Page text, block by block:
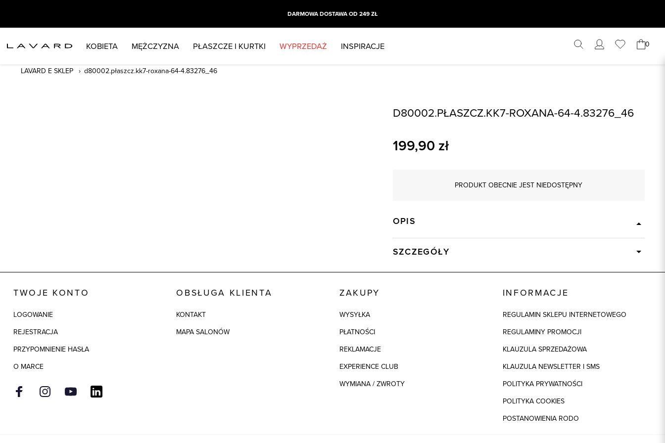
DARMOWA DOSTAWA OD 249 ZŁ
KOBIETA MĘŻCZYZNA PŁASZCZE I KURTKI WYPRZEDAŻ INSPIRACJE 0
LAVARD E SKLEP d80002.płaszcz.kk7-roxana-64-4.83276_46
D80002.PŁASZCZ.KK7-ROXANA-64-4.83276_46
199,90 zł
PRODUKT OBECNIE JEST NIEDOSTĘPNY
OPIS
SZCZEGÓŁY
wyrobu na wszywce pielęgnacyjnej
regular
TWOJE KONTO
LOGOWANIE
REJESTRACJA
PRZYPOMNIENIE HASŁA
O MARCE
OBSŁUGA KLIENTA
KONTAKT
MAPA SALONÓW
ZAKUPY
WYSYŁKA
PŁATNOŚCI
REKLAMACJE
EXPERIENCE CLUB
WYMIANA / ZWROTY
INFORMACJE
REGULAMIN SKLEPU INTERNETOWEGO
REGULAMINY PROMOCJI
KLAUZULA SPRZEDAŻOWA
KLAUZULA NEWSLETTER I SMS
POLITYKA PRYWATNOŚCI
POLITYKA COOKIES
POSTANOWIENIA RODO